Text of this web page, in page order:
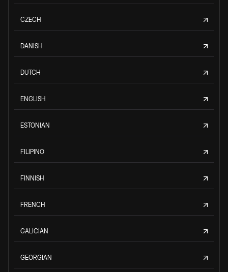
CZECH
DANISH
DUTCH
ENGLISH
ESTONIAN
FILIPINO
FINNISH
FRENCH
GALICIAN
GEORGIAN